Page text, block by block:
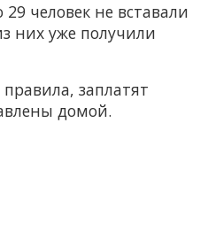
человек не вставали
них уже получили
заплатят
домой.